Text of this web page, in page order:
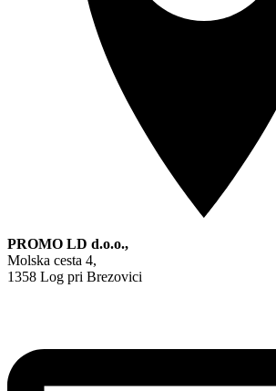
PROMO LD d.o.o.,
Molska cesta 4,
1358 Log pri Brezovici